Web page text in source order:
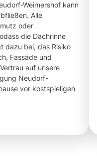
Weimershof kann
Alle
oder
die Dachrinne
dazu bei, das Risiko
Fassade und
auf unsere
Neudorf-
vor kostspieligen